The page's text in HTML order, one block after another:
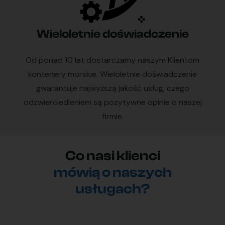
Wieloletnie doświadczenie
Od ponad 10 lat dostarczamy naszym Klientom
kontenery morskie. Wieloletnie doświadczenie
gwarantuje najwyższą jakość usług, czego
odzwierciedleniem są pozytywne opinie o naszej
firmie.
Co nasi klienci
mówią o naszych
usługach?